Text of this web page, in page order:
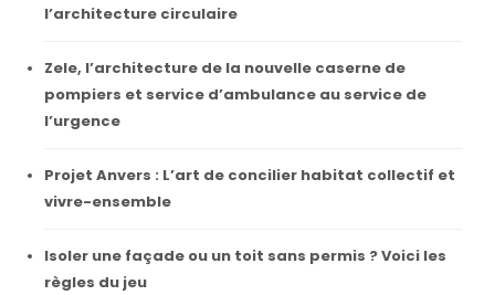
l’architecture circulaire
Zele, l’architecture de la nouvelle caserne de
pompiers et service d’ambulance au service de
l’urgence
Projet Anvers : L’art de concilier habitat collectif et
vivre-ensemble
Isoler une façade ou un toit sans permis ? Voici les
règles du jeu